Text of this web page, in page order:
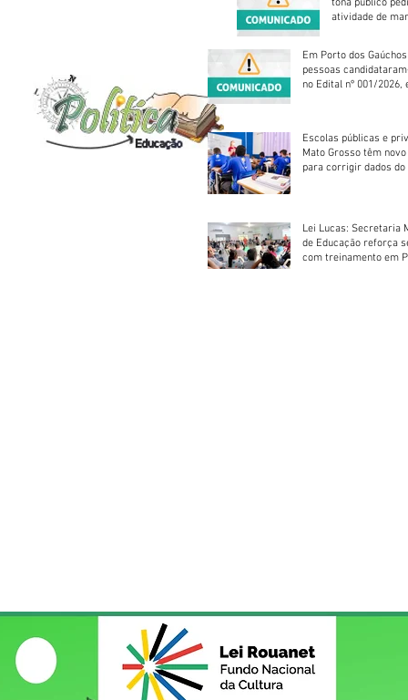
tona público
atividade de
Em Porto dos
pessoas
no Edital nº 001/2026,
Escolas públicas e
Mato Grosso têm
para corrigir dados do
Lei Lucas: Secretaria
de Educação reforça
com treinamento em